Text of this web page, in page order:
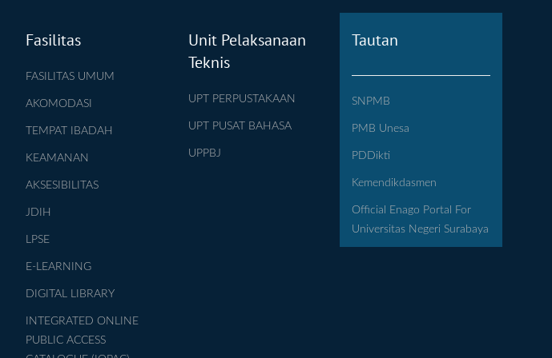
Fasilitas
FASILITAS UMUM
AKOMODASI
TEMPAT IBADAH
KEAMANAN
AKSESIBILITAS
JDIH
LPSE
E-LEARNING
DIGITAL LIBRARY
INTEGRATED ONLINE
PUBLIC ACCESS
Unit Pelaksanaan
Teknis
UPT PERPUSTAKAAN
UPT PUSAT BAHASA
UPPBJ
Tautan
SNPMB
PMB Unesa
PDDikti
Kemendikdasmen
Official Enago Portal For
Universitas Negeri Surabaya